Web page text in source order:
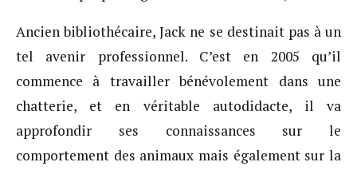
Ancien bibliothécaire, Jack ne se destinait pas à un
tel avenir professionnel. C’est en 2005 qu’il
commence à travailler bénévolement dans une
chatterie, et en véritable autodidacte, il va
approfondir ses connaissances sur le
comportement des animaux mais également sur la